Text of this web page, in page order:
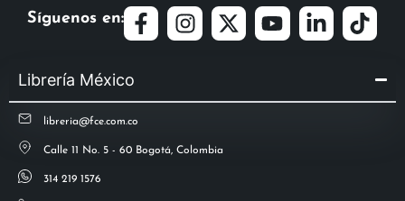
Síguenos en:
Librería México
libreria@fce.com.co
Calle 11 No. 5 - 60 Bogotá, Colombia
314 219 1576